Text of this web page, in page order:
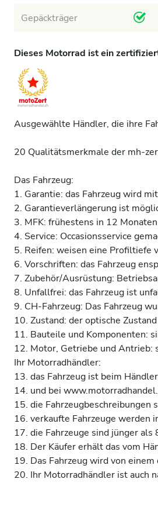
Gepäckträger
Dieses Motorrad ist ein
Ausgewählte Händler, die ihre
20 Qualitätsmerkmale der mh-
Das Fahrzeug:
1. Garantie: das Fahrzeug wird
2. Garantieverlängerung ist
3. MFK: frühestens in 12
4. Service: Occasionsservice
5. Reifen: weisen eine Profiltiefe
6. Vorschriften: das Fahrzeug
7. Zubehör/Ausrüstung:
8. Unfallfrei: das Fahrzeug ist
9. CH-Fahrzeug: Das Fahrzeug
10. Zustand: der optische
11. Bauteile und Komponenten:
12. Motor, Getriebe und Antrieb:
Ihr Motorradhändler:
13. das Fahrzeug ist beim
14. und bei
15. die
16. verkaufte Fahrzeuge
17. die Fahrzeuge sind jünger
18. Der Käufer erhält das vom
19. Das Fahrzeug wird von